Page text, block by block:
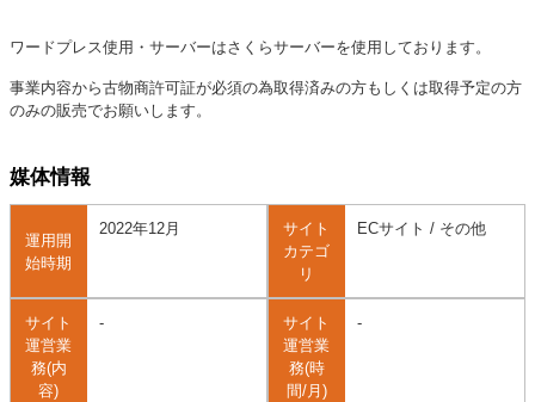
ワードプレス使用・サーバーはさくらサーバーを使用しております。
事業内容から古物商許可証が必須の為取得済みの方もしくは取得予定の方
のみの販売でお願いします。
媒体情報
運用開
始時期
2022年12月
サイト
カテゴ
リ
ECサイト / その他
サイト
運営業
務(内
容)
-
サイト
運営業
務(時
間/月)
-